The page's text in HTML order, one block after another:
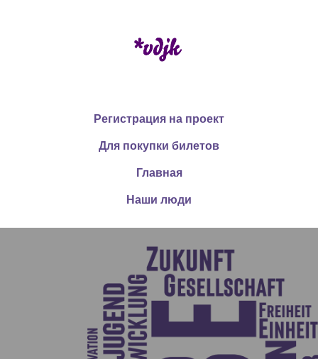
Регистрация на проект
Для покупки билетов
Главная
Наши люди